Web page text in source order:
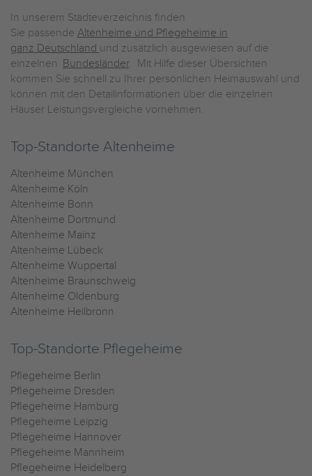
In unserem Städteverzeichnis finden
Sie passende Altenheime und Pflegeheime in
ganz Deutschland und zusätzlich ausgewiesen auf die
einzelnen Bundesländer. Mit Hilfe dieser Übersichten
kommen Sie schnell zu Ihrer persönlichen Heimauswahl und
können mit den Detailinformationen über die einzelnen
Häuser Leistungsvergleiche vornehmen.
Top-Standorte Altenheime
Altenheime München
Altenheime Köln
Altenheime Bonn
Altenheime Dortmund
Altenheime Mainz
Altenheime Lübeck
Altenheime Wuppertal
Altenheime Braunschweig
Altenheime Oldenburg
Altenheime Heilbronn
Top-Standorte Pflegeheime
Pflegeheime Berlin
Pflegeheime Dresden
Pflegeheime Hamburg
Pflegeheime Leipzig
Pflegeheime Hannover
Pflegeheime Mannheim
Pflegeheime Heidelberg